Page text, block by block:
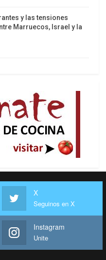
y las tensiones
Marruecos, Israel y la
X
Seguinos en X
Instagram
Unite